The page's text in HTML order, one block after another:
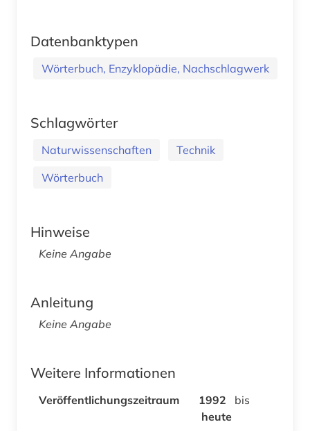
Datenbanktypen
Wörterbuch, Enzyklopädie, Nachschlagwerk
Schlagwörter
Naturwissenschaften
Technik
Wörterbuch
Hinweise
Keine Angabe
Anleitung
Keine Angabe
Weitere Informationen
Veröffentlichungszeitraum 1992
bis
heute